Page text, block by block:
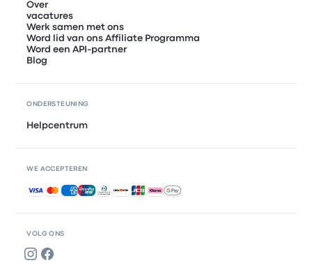
VOLG ONS
Over
vacatures
Werk samen met ons
Word lid van ons Affiliate Programma
Word een API-partner
Blog
ONDERSTEUNING
Helpcentrum
WE ACCEPTEREN
Geaccepteerde betalingen